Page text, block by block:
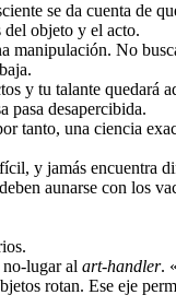
se da cuenta de
objeto y el acto.
manipulación. No
y tu talante quedará
pasa desapercibida.
tanto, una ciencia
y jamás encuentra
aunarse con los
lugar al art-handler.
rotan. Ese eje